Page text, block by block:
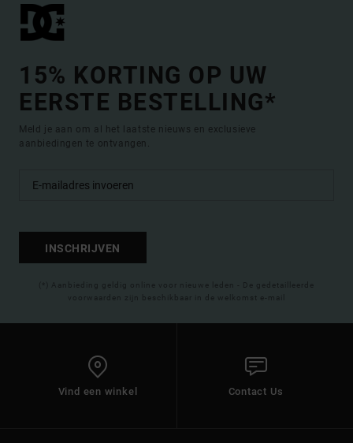
15% KORTING OP UW
EERSTE BESTELLING*
Meld je aan om al het laatste nieuws en exclusieve
aanbiedingen te ontvangen.
INSCHRIJVEN
(*) Aanbieding geldig online voor nieuwe leden - De gedetailleerde
voorwaarden zijn beschikbaar in de welkomst e-mail
Vind een winkel Contact Us